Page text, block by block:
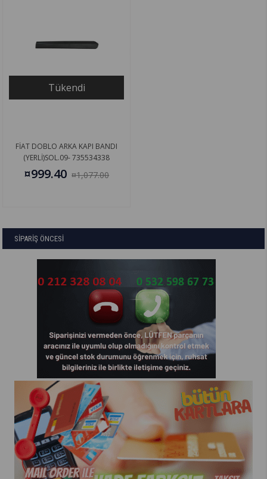
Tükendi
FİAT DOBLO ARKA KAPI BANDI
(YERLİ)SOL.09- 735534338
¤999.40 ¤1,077.00
SİPARİŞ ÖNCESİ